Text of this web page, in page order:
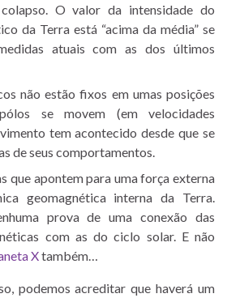
O valor da intensidade do
da Terra está “acima da média” se
atuais com as dos últimos
não estão fixos em umas posições
se movem (em velocidades
tem acontecido desde que se
de seus comportamentos.
que apontem para uma força externa
geomagnética interna da Terra.
prova de uma conexão das
com as do ciclo solar. E não
Xtambém…
podemos acreditar que haverá um